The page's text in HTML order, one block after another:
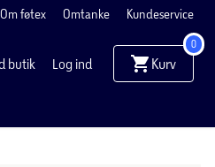
Om føtex Omtanke Kundeservice
butik Log ind Kurv
0